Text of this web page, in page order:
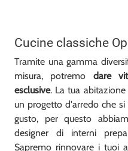
Cucine classiche
Tramite una gamma
misura, potremo dare
esclusive. La tua
un progetto d'arredo che
gusto, per questo
designer di interni
Sapremo rinnovare i tuoi